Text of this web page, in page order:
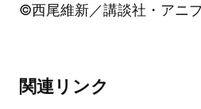
©西尾維新／講談社・アニ
関連リンク